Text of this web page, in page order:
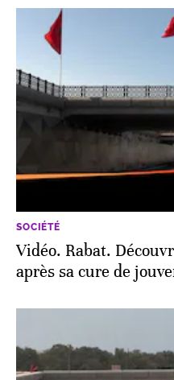
SOCIÉTÉ
Vidéo. Rabat.
après sa cure de